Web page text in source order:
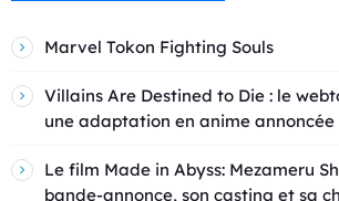
Marvel Tokon Fighting Souls
Villains Are Destined to Die : le
une adaptation en anime annoncée
Le film Made in Abyss: Mezameru
bande-annonce, son casting et sa